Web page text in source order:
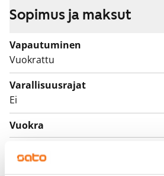
Sopimus ja maksut
Vapautuminen
Vuokrattu
Varallisuusrajat
Ei
Vuokra
0 €, (yrityksille min. 1 kk vuokra)